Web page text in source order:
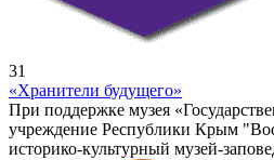
31
«Хранители будущего»
При поддержке музея
учреждение Республики Крым
историко-культурный музей-